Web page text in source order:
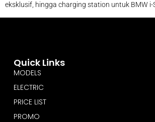
eksklusif, hingga charging station untuk BMW i-
Quick Links
MODELS
ELECTRIC
PRICE LIST
PROMO